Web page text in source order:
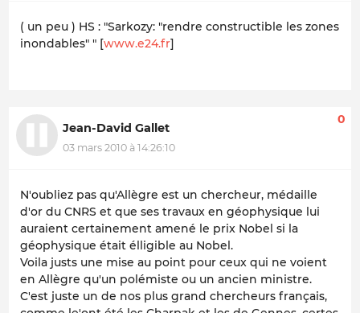
( un peu ) HS : "Sarkozy: "rendre constructible les zones
inondables" " [www.e24.fr]
Jean-David Gallet
03 mars 2010 à 14:26:10
0
N'oubliez pas qu'Allègre est un chercheur, médaille
d'or du CNRS et que ses travaux en géophysique lui
auraient certainement amené le prix Nobel si la
géophysique était élligible au Nobel.
Voila justs une mise au point pour ceux qui ne voient
en Allègre qu'un polémiste ou un ancien ministre.
C'est juste un de nos plus grand chercheurs français,